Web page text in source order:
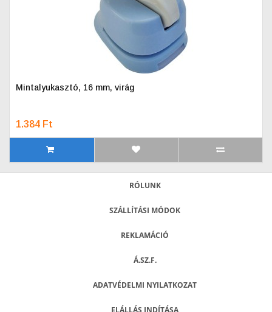
Mintalyukasztó, 16 mm, virág
1.384 Ft
RÓLUNK
SZÁLLÍTÁSI MÓDOK
REKLAMÁCIÓ
Á.SZ.F.
ADATVÉDELMI NYILATKOZAT
ELÁLLÁS INDÍTÁSA